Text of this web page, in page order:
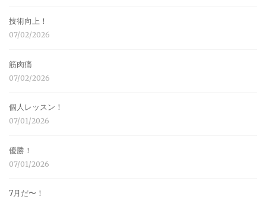
技術向上！
07/02/2026
筋肉痛
07/02/2026
個人レッスン！
07/01/2026
優勝！
07/01/2026
7月だ〜！